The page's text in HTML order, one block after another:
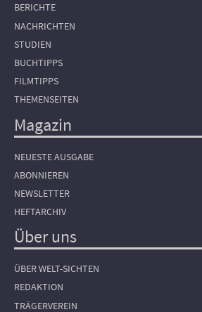
BERICHTE
NACHRICHTEN
STUDIEN
BUCHTIPPS
FILMTIPPS
THEMENSEITEN
Magazin
NEUESTE AUSGABE
ABONNIEREN
NEWSLETTER
HEFTARCHIV
Über uns
ÜBER WELT-SICHTEN
REDAKTION
TRÄGERVEREIN